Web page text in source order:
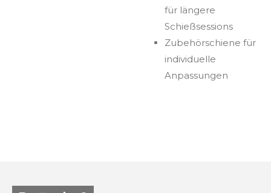
für längere
Schießsessions
Zubehörschiene für
individuelle
Anpassungen